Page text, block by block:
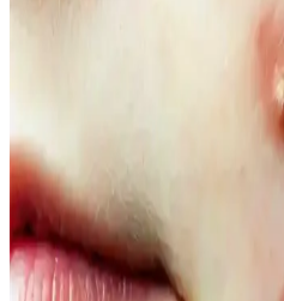
ve bilimsel araştırmalar,
Doğal İçerikli Duş Jeli
Marseillais ve Palmolive
Her iki markanın doğal içerikli duş
ferahlık sunar. Le Petit
ve Palmolive Naturals’in hafif
seçenekleriyle bakımda tercih edilir.
Vegan Göz Altı Bakım
Hayvansal İçeriksiz Çözüm